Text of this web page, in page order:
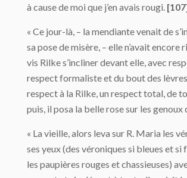
à cause de moi que j’en avais rougi.
« Ce jour-là, – la mendiante venait de
sa pose de misère, – elle n’avait encore
vis Rilke s’incliner devant elle, avec
respect formaliste et du bout des
respect à la Rilke, un respect total, de
puis, il posa la belle rose sur les genoux
« La vieille, alors leva sur R. Maria les
ses yeux (des véroniques si bleues et si
les paupières rouges et chassieuses)